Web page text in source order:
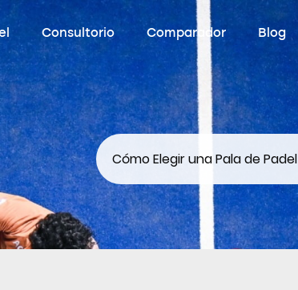
Consultorio Comparador Blog
Cómo Elegir una Pala de Padel